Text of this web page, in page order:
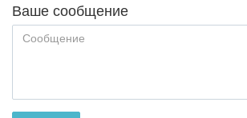
Ваше сообщение